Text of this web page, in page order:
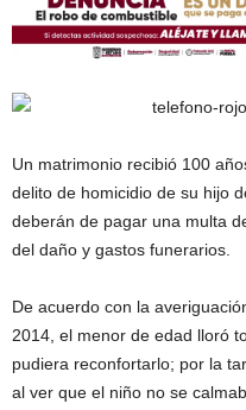
Un matrimonio recibió 100
delito de homicidio de su hijo
deberán de pagar una multa
del daño y gastos funerarios.
De acuerdo con la
2014, el menor de edad lloró
pudiera reconfortarlo; por la
al ver que el niño no se